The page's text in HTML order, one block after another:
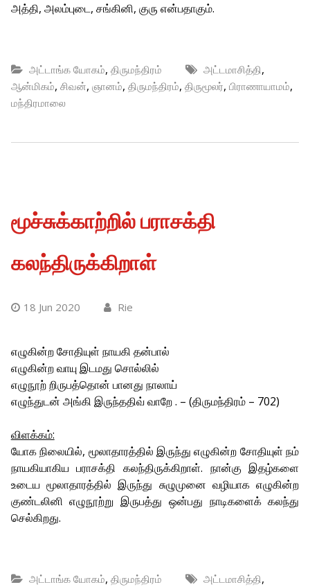
அத்தி, அலம்புடை, சங்கினி, குரு என்பதாகும்.
அட்டாங்க யோகம், திருமந்திரம் அட்டமாசித்தி,
ஆன்மிகம், சிவன், ஞானம், திருமந்திரம், திருமூலர், பிராணாயாமம்,
மந்திரமாலை
மூச்சுக்காற்றில் பராசக்தி
கலந்திருக்கிறாள்
18 Jun 2020 Rie
எழுகின்ற சோதியுள் நாயகி தன்பால்
எழுகின்ற வாயு இடமது சொல்லில்
எழுநூற் றிருபத்தொன் பானது நாலாய்
எழுந்துடன் அங்கி இருந்ததிவ் வாறே . – (திருமந்திரம் – 702)
விளக்கம்:
யோக நிலையில், மூலாதாரத்தில் இருந்து எழுகின்ற சோதியுள் நம்
நாயகியாகிய பராசக்தி கலந்திருக்கிறாள். நான்கு இதழ்களை
உடைய மூலாதாரத்தில் இருந்து சுழுமுனை வழியாக எழுகின்ற
குண்டலினி எழுநூற்று இருபத்து ஒன்பது நாடிகளைக் கலந்து
செல்கிறது.
அட்டாங்க யோகம், திருமந்திரம் அட்டமாசித்தி,